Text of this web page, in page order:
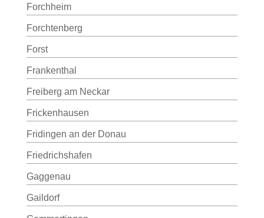
Forchheim
Forchtenberg
Forst
Frankenthal
Freiberg am Neckar
Frickenhausen
Fridingen an der Donau
Friedrichshafen
Gaggenau
Gaildorf